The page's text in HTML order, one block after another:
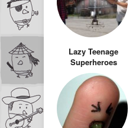
Lazy Teenage
Superheroes